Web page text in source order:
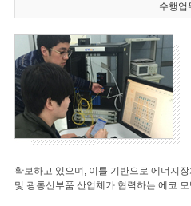
수행업
확보하고 있으며, 이를 기반으로 에너지
및 광통신부품 산업체가 협력하는 에코